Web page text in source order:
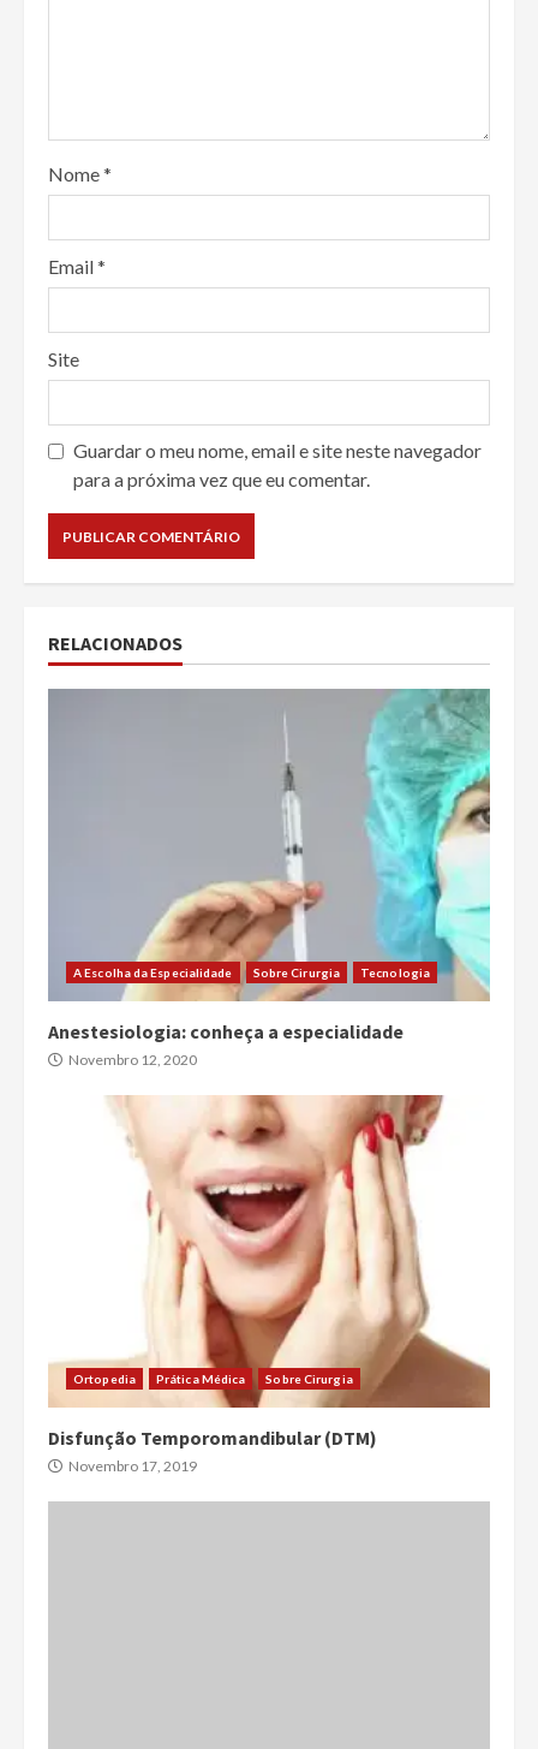
Nome*
Email*
Site
Guardar o meu nome, email e site neste navegador
para a próxima vez que eu comentar.
RELACIONADOS
A Escolha da Especialidade Sobre Cirurgia Tecnologia
Anestesiologia: conheça a especialidade
Novembro 12, 2020
Ortopedia Prática Médica Sobre Cirurgia
Disfunção Temporomandibular (DTM)
Novembro 17, 2019